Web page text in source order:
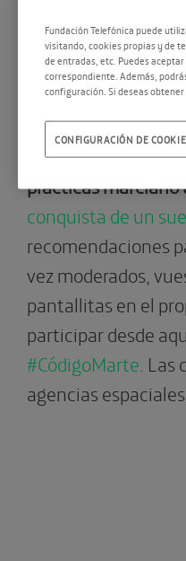
Has llegado al
evitar que en el
en la Tierra. Estás
prácticas
conquista de un
recomendaciones
vez moderados,
pantallitas en el
participar desde
#CódigoMarte .
agencias
Fundación Telefónica puede
visitando, cookies propias y de
de entradas, etc. Puedes
correspondiente. Además,
configuración. Si deseas
CONFIGURACIÓN DE